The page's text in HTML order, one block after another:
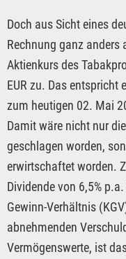
Doch aus Sicht eines
Rechnung ganz anders
Aktienkurs des
EUR zu. Das entspricht
zum heutigen 02. Mai
Damit wäre nicht nur
geschlagen worden,
erwirtschaftet worden.
Dividende von 6,5%
Gewinn-Verhältnis
abnehmenden
Vermögenswerte, ist